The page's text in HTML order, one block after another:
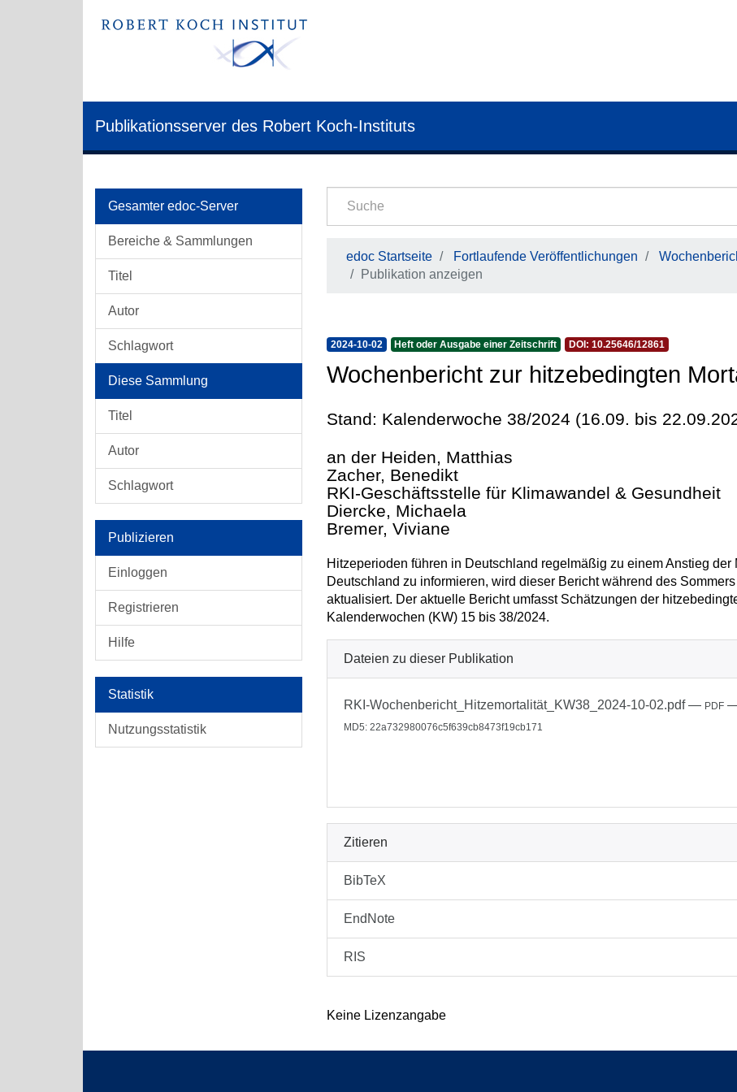
Publikationsserver des Robert Koch-Instituts
Gesamter edoc-Server
Bereiche & Sammlungen
Titel
Autor
Schlagwort
Diese Sammlung
Titel
Autor
Schlagwort
Publizieren
Einloggen
Registrieren
Hilfe
Statistik
Nutzungsstatistik
edoc Startseite Fortlaufende Veröffentlichungen
Publikation anzeigen
2024-10-02 Heft oder Ausgabe einer Zeitschrift DOI: 10.25646/12861
Wochenbericht zur hitzebedingten
Stand: Kalenderwoche 38/2024 (16.09. bis
an der Heiden, Matthias
Zacher, Benedikt
RKI-Geschäftsstelle für Klimawandel & Gesundheit
Diercke, Michaela
Bremer, Viviane
Hitzeperioden führen in Deutschland regelmäßig zu einem Anstieg
Deutschland zu informieren, wird dieser Bericht während des
aktualisiert. Der aktuelle Bericht umfasst Schätzungen der
Kalenderwochen (KW) 15 bis 38/2024.
Dateien zu dieser Publikation
RKI-Wochenbericht_Hitzemortalität_KW38_2024-10-02.pdf— PDF
MD5: 22a732980076c5f639cb8473f19cb171
Zitieren
BibTeX
EndNote
RIS
Keine Lizenzangabe